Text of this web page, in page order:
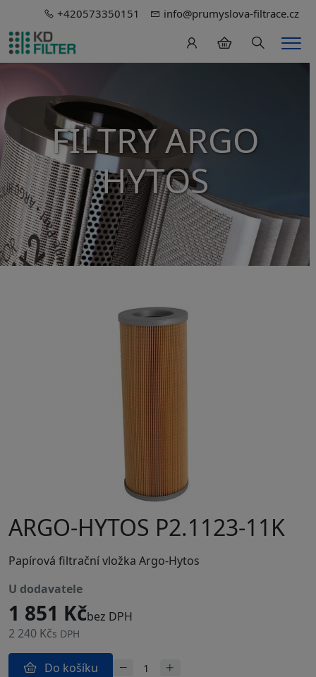
+420573350151 info@prumyslova-filtrace.cz
Hledání
FILTRY ARGO
HYTOS
ARGO-HYTOS P2.1123-11K
Papírová filtrační vložka Argo-Hytos
u dodavatele
1 851 Kčbez DPH
2 240 Kčs DPH
Do košíku